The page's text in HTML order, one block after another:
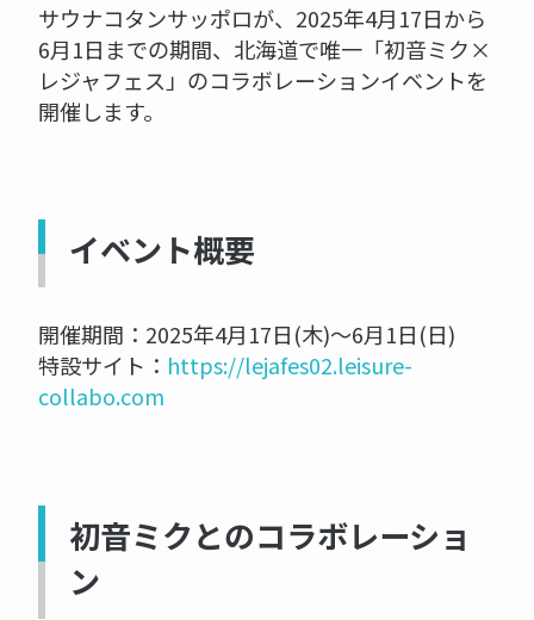
サウナコタンサッポロが、2025年4月17日から
6月1日までの期間、北海道で唯一「初音ミク×
レジャフェス」のコラボレーションイベントを
開催します。
イベント概要
開催期間：2025年4月17日(木)～6月1日(日)
特設サイト： https://lejafes02.leisure-
collabo.com
初音ミクとのコラボレーショ
ン